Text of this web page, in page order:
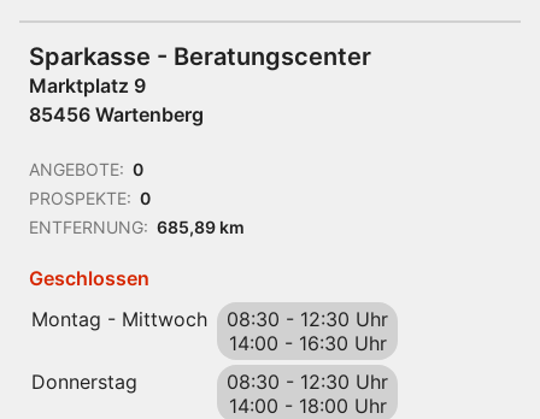
Sparkasse - Beratungscenter
Marktplatz 9
85456 Wartenberg
ANGEBOTE: 0
PROSPEKTE: 0
ENTFERNUNG: 685,89 km
Geschlossen
Montag - Mittwoch
08:30 - 12:30 Uhr
14:00 - 16:30 Uhr
Donnerstag
08:30 - 12:30 Uhr
14:00 - 18:00 Uhr